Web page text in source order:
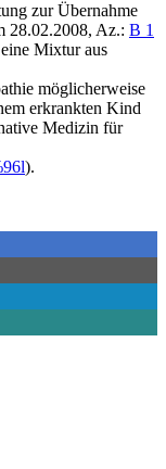
zur Übernahme
28.02.2008, Az.: B 1
Mixtur aus
möglicherweise
erkrankten Kind
Medizin für
).